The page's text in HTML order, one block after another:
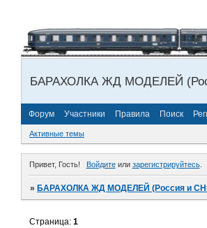
БАРАХОЛКА ЖД МОДЕЛЕЙ
Форум Участники Правила Поиск
Активные темы
Привет, Гость! Войдитеили зарегистрируйтесь.
»БАРАХОЛКА ЖД МОДЕЛЕЙ (Россия и
Страница:1